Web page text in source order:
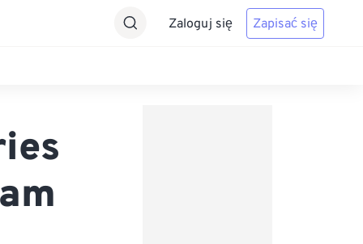
Zaloguj się Zapisać się